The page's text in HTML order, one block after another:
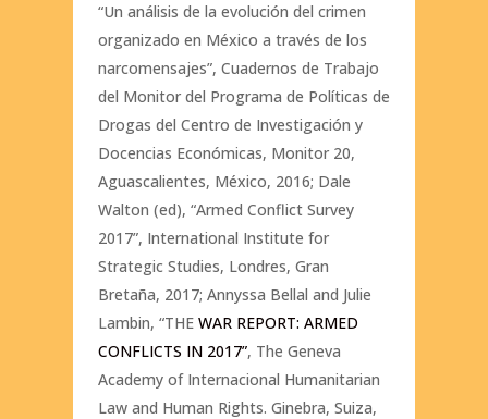
“Un análisis de la evolución del crimen
organizado en México a través de los
narcomensajes”, Cuadernos de Trabajo
del Monitor del Programa de Políticas de
Drogas del Centro de Investigación y
Docencias Económicas, Monitor 20,
Aguascalientes, México, 2016; Dale
Walton (ed), “Armed Conflict Survey
2017”, International Institute for
Strategic Studies, Londres, Gran
Bretaña, 2017; Annyssa Bellal and Julie
Lambin, “THE WAR REPORT: ARMED
CONFLICTS IN 2017”, The Geneva
Academy of Internacional Humanitarian
Law and Human Rights. Ginebra, Suiza,